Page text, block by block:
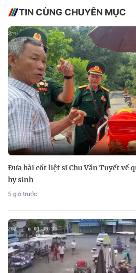
TIN CÙNG CHUYÊN MỤC
Đưa hài cốt liệt sĩ Chu Văn Tuyết về
hy sinh
5 giờ trước